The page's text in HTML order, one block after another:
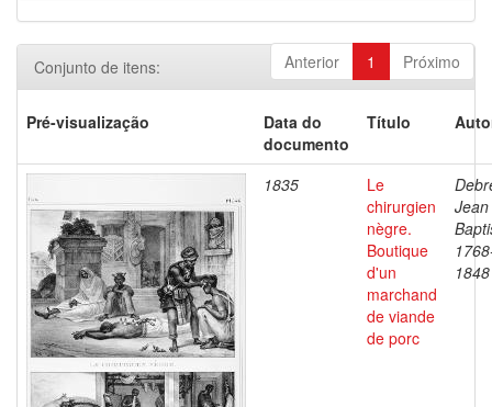
Anterior 1 Próximo
Conjunto de itens:
Pré-visualização
Data do
documento
Título
1835
Le
chirurgien
nègre.
Boutique
d'un
marchand
de viande
de porc
Jean
1848